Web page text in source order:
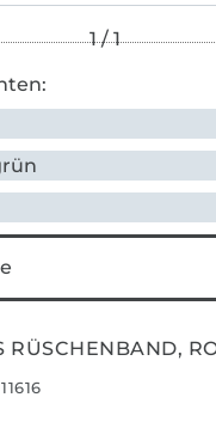
RÜSCHENBAND,
11616